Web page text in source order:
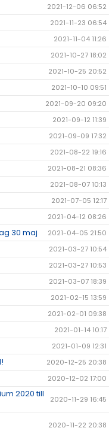
2021-12-06 06:52
2021-11-23 06:54
2021-11-04 11:26
2021-10-27 18:02
2021-10-25 20:52
2021-10-10 09:51
2021-09-20 09:20
2021-09-12 11:39
2021-09-09 17:32
2021-08-22 19:16
2021-08-21 08:36
2021-08-07 10:13
2021-07-05 12:17
2021-04-12 08:26
30 maj 2021-04-05 21:50
2021-03-27 10:54
2021-03-27 10:53
2021-03-07 18:39
2021-02-15 13:59
2021-02-01 09:38
2021-01-14 10:17
2021-01-09 12:31
2020-12-25 20:38
2020-12-02 17:00
2020 till
2020-11-29 16:45
2020-11-22 20:38